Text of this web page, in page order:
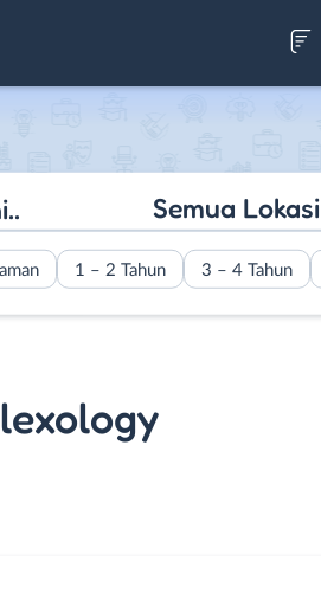
Semua Lokasi
1 – 2 Tahun 3 – 4 Tahun